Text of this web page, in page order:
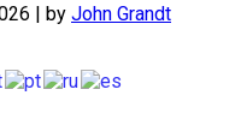
| by John Grandt